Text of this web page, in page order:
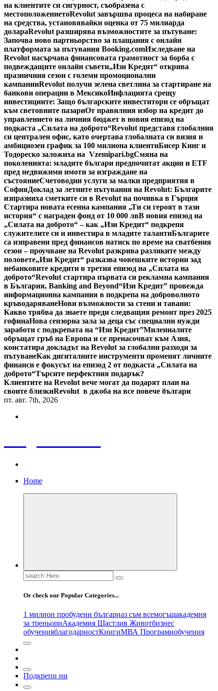
на клиентите си сигурност, съобразена с
местоположениетоRevolut завършва процеса на набиране
на средства, установявайки оценка от 75 милиарда
долараRevolut разширява възможностите за пътуване:
Започва ново партньорство за плащания с онлайн
платформата за пътувания Booking.comИзследване на
Revolut насърчава финансовата грамотност за борба с
подвеждащите онлайн съвети„Изи Кредит“ открива
празничния сезон с големи промоционални
кампанииRevolut получи зелена светлина за стартиране на
банкови операции в МексикоИнфлацията срещу
инвестициите: Защо българските инвеститори се обръщат
към световните пазариОт правилния избор на кредит до
управлението на личния бюджет в новия епизод на
подкаста „Силата на доброто“Revolut представя глобалния
си централен офис, като очертава глобалната си визия и
амбициозен график за 100 милиона клиентиБисер Кинг и
Тодореско заложиха на Vzemipari.bgСмяна на
поколенията: младите българи предпочитат акции и ETF
пред недвижими имоти за изграждане на
състояниеСчетоводни услуги за малки предприятия в
СофияДоклад за летните пътувания на Revolut: Българите
изпразниха сметките си в Revolut на почивка в Гърция
Стартира новата есенна кампания „Ти си героят в тази
история“ с награден фонд от 10 000 лвВ новия епизод на
„Силата на доброто“ – как „Изи Кредит“ подкрепя
служителите си и инвестира в младите талантиБългарите
са изправени пред финансов натиск по време на сватбения
сезон – проучване на Revolut разкрива разликите между
половете„Изи Кредит“ разказва човешките истории зад
небанковите кредити в третия епизод на „Силата на
доброто“Revolut стартира първата си рекламна кампания
в България, Banking and Beyond“Изи Кредит” провежда
информационна кампания в подкрепа на доброволното
кръводаряванеНови възможности за стени и тавани:
Какво трябва да знаете преди следващия ремонт през 2025
гофинаНова сензорна зала за деца със специални нужди
заработи с подкрепата на “Изи Кредит”Милениалите
обръщат гръб на Европа и се пренасочват към Азия,
констатира докладът на Revolut за глобални разходи за
пътуванеКак дигиталните инструменти променят личните
финанси е фокусът на епизод 2 от подкаста „Силата на
доброто“Търсите перфектния подарък?
Клиентите на Revolut вече могат да подарят план на
своите близкиRevolut в джоба на все повече българи
пт. авг. 7th, 2026
Home
Search
for:
Or check our Popular Categories...
1 милион пробудени българиаз съм всемогъщакадемия
за треньориАкадемия Щастлив Животбизнес
обученияблагодарностКнигиМВА Програмиобучения
Подкрепи ни